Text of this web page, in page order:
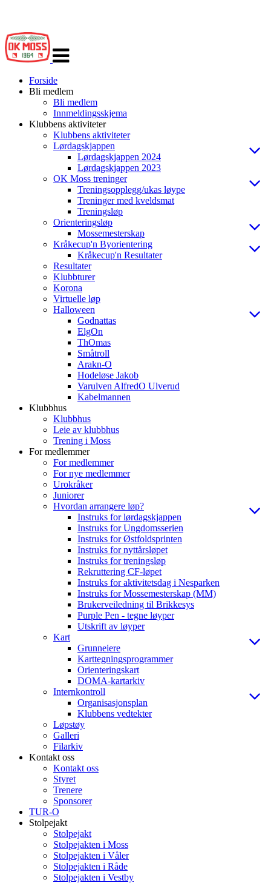
navigasjon
Forside
Bli medlem
Bli medlem
Innmeldingsskjema
Klubbens aktiviteter
Klubbens aktiviteter
Lørdagskjappen
Lørdagskjappen 2024
Lørdagskjappen 2023
OK Moss treninger
Treningsopplegg/ukas løype
Treninger med kveldsmat
Treningsløp
Orienteringsløp
Mossemesterskap
Kråkecup'n Byorientering
Kråkecup'n Resultater
Resultater
Klubbturer
Korona
Virtuelle løp
Halloween
Godnattas
ElgOn
ThOmas
Småtroll
Arakn-O
Hodeløse Jakob
Varulven AlfredO Ulverud
Kabelmannen
Klubbhus
Klubbhus
Leie av klubbhus
Trening i Moss
For medlemmer
For medlemmer
For nye medlemmer
Urokråker
Juniorer
Hvordan arrangere løp?
Instruks for lørdagskjappen
Instruks for Ungdomsserien
Instruks for Østfoldsprinten
Instruks for nyttårsløpet
Instruks for treningsløp
Rekruttering CF-løpet
Instruks for aktivitetsdag i Nesparken
Instruks for Mossemesterskap (MM)
Brukerveiledning til Brikkesys
Purple Pen - tegne løyper
Utskrift av løyper
Kart
Grunneiere
Karttegningsprogrammer
Orienteringskart
DOMA-kartarkiv
Internkontroll
Organisasjonsplan
Klubbens vedtekter
Løpstøy
Galleri
Filarkiv
Kontakt oss
Kontakt oss
Styret
Trenere
Sponsorer
TUR-O
Stolpejakt
Stolpejakt
Stolpejakten i Moss
Stolpejakten i Våler
Stolpejakten i Råde
Stolpejakten i Vestby